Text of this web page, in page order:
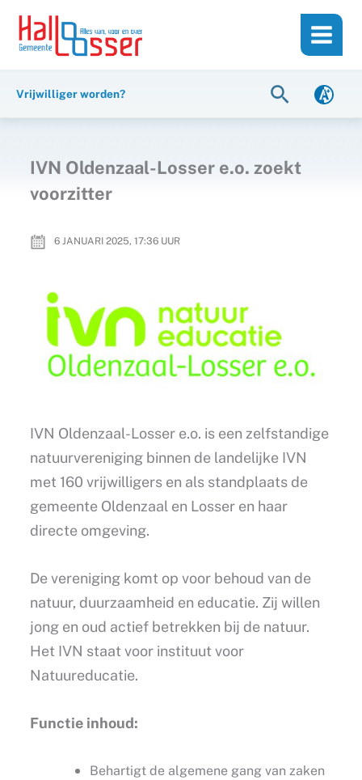
inhoud
naar
Vrijwilliger worden? Zoeken
IVN Oldenzaal-Losser e.o. zoekt
voorzitter
6 JANUARI 2025, 17:36UUR
IVN Oldenzaal-Losser e.o. is een zelfstandige
natuurvereniging binnen de landelijke IVN
met 160 vrijwilligers en als standplaats de
gemeente Oldenzaal en Losser en haar
directe omgeving.
De vereniging komt op voor behoud van de
natuur, duurzaamheid en educatie. Zij willen
jong en oud actief betrekken bij de natuur.
Het IVN staat voor instituut voor
Natuureducatie.
Functie inhoud:
Behartigt de algemene gang van zaken